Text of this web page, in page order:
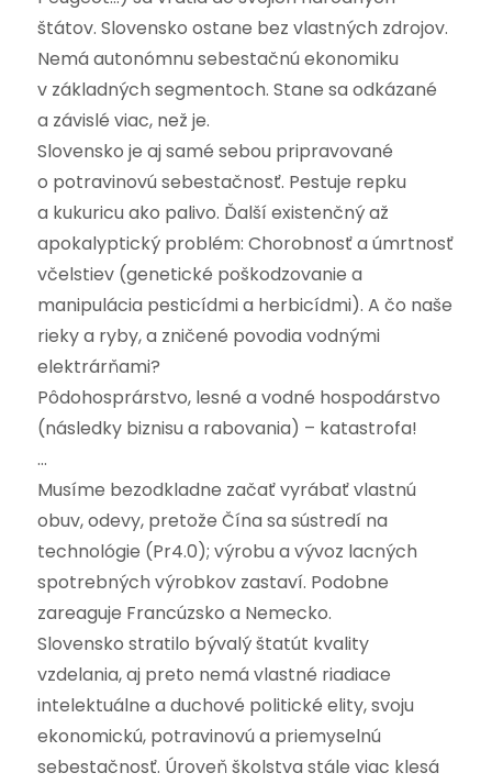
štátov. Slovensko ostane bez vlastných zdrojov.
Nemá autonómnu sebestačnú ekonomiku
v základných segmentoch. Stane sa odkázané
a závislé viac, než je.
Slovensko je aj samé sebou pripravované
o potravinovú sebestačnosť. Pestuje repku
a kukuricu ako palivo. Ďalší existenčný až
apokalyptický problém: Chorobnosť a úmrtnosť
včelstiev (genetické poškodzovanie a
manipulácia pesticídmi a herbicídmi). A čo naše
rieky a ryby, a zničené povodia vodnými
elektrárňami?
Pôdohosprárstvo, lesné a vodné hospodárstvo
(následky biznisu a rabovania) – katastrofa!
…
Musíme bezodkladne začať vyrábať vlastnú
obuv, odevy, pretože Čína sa sústredí na
technológie (Pr4.0); výrobu a vývoz lacných
spotrebných výrobkov zastaví. Podobne
zareaguje Francúzsko a Nemecko.
Slovensko stratilo bývalý štatút kvality
vzdelania, aj preto nemá vlastné riadiace
intelektuálne a duchové politické elity, svoju
ekonomickú, potravinovú a priemyselnú
sebestačnosť. Úroveň školstva stále viac klesá